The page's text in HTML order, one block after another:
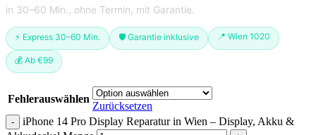
in 30–60 Min., ohne Termin, mit Garantie.
⚡ Express 30–60 Min. 🛡️ Garantie inklusive 📍 Wien 1020
💰 Ab €99
Fehlerauswählen
Zurücksetzen
iPhone 14 Pro Display Reparatur in Wien – Display, Akku &